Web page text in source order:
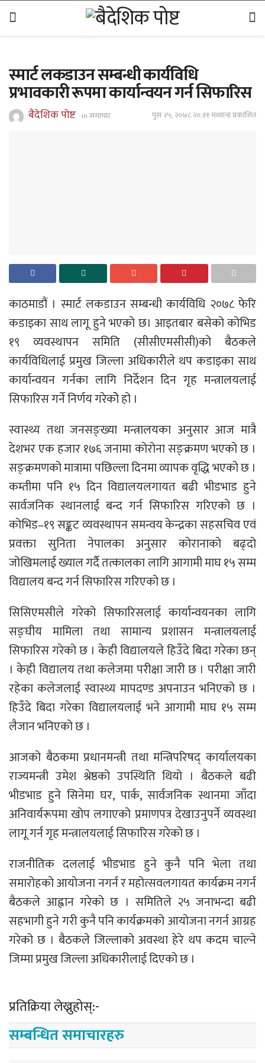
स्मार्ट लकडाउन सम्बन्धी कार्यविधि
प्रभावकारी रूपमा कार्यान्वयन गर्न सिफारिस
बैदेशिक पोष्ट inसमाचार पुस २५, २०७८ २०;११ मध्यान्ह प्रकाशित
काठमाडौं । स्मार्ट लकडाउन सम्बन्धी कार्यविधि २०७८ फेरि
कडाइका साथ लागू हुने भएको छ। आइतबार बसेको कोभिड
१९ व्यवस्थापन समिति (सीसीएमसीसी)को बैठकले
कार्यविधिलाई प्रमुख जिल्ला अधिकारीले थप कडाइका साथ
कार्यान्वयन गर्नका लागि निर्देशन दिन गृह मन्त्रालयलाई
सिफारिस गर्ने निर्णय गरेकोे हो ।
स्वास्थ्य तथा जनसङ्ख्या मन्त्रालयका अनुसार आज मात्रै
देशभर एक हजार १७६ जनामा कोरोना सङ्क्रमण भएको छ ।
सङ्क्रमणको मात्रामा पछिल्ला दिनमा व्यापक वृद्धि भएको छ ।
कम्तीमा पनि १५ दिन विद्यालयलगायत बढी भीडभाड हुने
सार्वजनिक स्थानलाई बन्द गर्न सिफारिस गरिएको छ ।
कोभिड–१९ सङ्कट व्यवस्थापन समन्वय केन्द्रका सहसचिव एवं
प्रवक्ता सुनिता नेपालका अनुसार कोरानाको बढ्दो
जोखिमलाई ख्याल गर्दै तत्कालका लागि आगामी माघ १५ सम्म
विद्यालय बन्द गर्न सिफारिस गरिएको छ ।
सिसिएमसीले गरेको सिफारिसलाई कार्यान्वयनका लागि
सङ्घीय मामिला तथा सामान्य प्रशासन मन्त्रालयलाई
सिफारिस गरेको छ । केही विद्यालयले हिउँदे बिदा गरेका छन्
। केही विद्यालय तथा कलेजमा परीक्षा जारी छ । परीक्षा जारी
रहेका कलेजलाई स्वास्थ्य मापदण्ड अपनाउन भनिएको छ ।
हिउँदे बिदा गरेका विद्यालयलाई भने आगामी माघ १५ सम्म
लैजान भनिएको छ ।
आजको बैठकमा प्रधानमन्त्री तथा मन्त्रिपरिषद् कार्यालयका
राज्यमन्त्री उमेश श्रेष्ठको उपस्थिति थियो । बैठकले बढी
भीडभाड हुने सिनेमा घर, पार्क, सार्वजनिक स्थानमा जाँदा
अनिवार्यरूपमा खोप लगाएको प्रमाणपत्र देखाउनुपर्ने व्यवस्था
लागू गर्न गृह मन्त्रालयलाई सिफारिस गरेको छ ।
राजनीतिक दललाई भीडभाड हुने कुनै पनि भेला तथा
समारोहको आयोजना नगर्न र महोत्सवलगायत कार्यक्रम नगर्न
बैठकले आह्वान गरेको छ । समितिले २५ जनाभन्दा बढी
सहभागी हुने गरी कुनै पनि कार्यक्रमको आयोजना नगर्न आग्रह
गरेको छ । बैठकले जिल्लाको अवस्था हेरे थप कदम चाल्ने
जिम्मा प्रमुख जिल्ला अधिकारीलाई दिएको छ ।
प्रतिक्रिया लेख्नुहोस्:-
सम्बन्धित समाचारहरु